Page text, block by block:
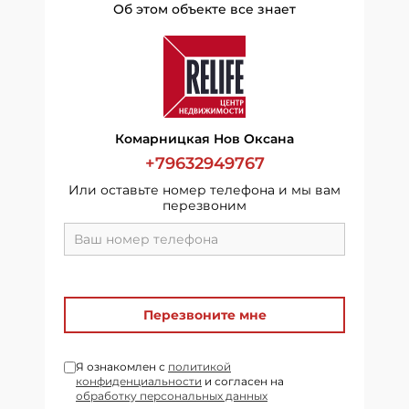
Об этом объекте все знает
Комарницкая Нов Оксана
+79632949767
Или оставьте номер телефона и мы вам
перезвоним
Перезвоните мне
Я ознакомлен с политикой
конфиденциальности и согласен на
обработку персональных данных